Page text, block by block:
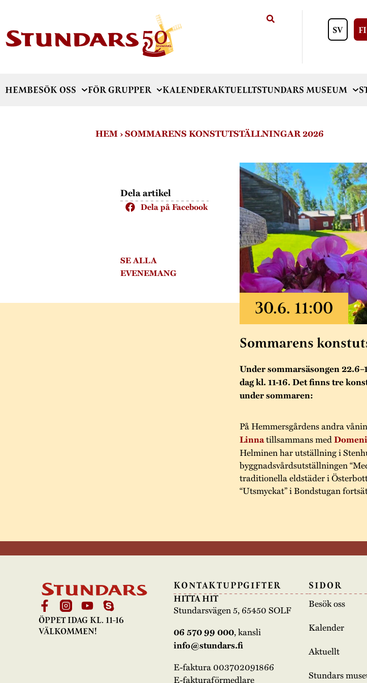
SV FI
HEMBESÖK OSS FÖR GRUPPER KALENDERAKTUELLTSTUNDARS MUSEUM
HEM›SOMMARENS KONSTUTSTÄLLNINGAR 2026
Dela artikel
Dela på Facebook
SE ALLA
EVENEMANG
Sommarens
Under sommarsäsongen
dag kl. 11-16. Det finns tre
under sommaren:
På Hemmersgårdens andra
Linnatillsammans med
Helminen har utställning i
byggnadsvårdsutställningen
traditionella eldstäder i
“Utsmyckat” i Bondstugan
ÖPPET IDAG KL. 11-16
VÄLKOMMEN!
KONTAKTUPPGIFTER
HITTA HIT
Stundarsvägen 5, 65450 SOLF
06 570 99 000, kansli
info@stundars.fi
E-faktura 003702091866
E-fakturaförmedlare
SIDOR
Besök oss
Kalender
Aktuellt
Stundars